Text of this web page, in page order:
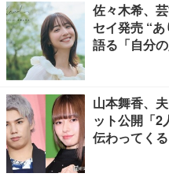
佐々木希、
セイ発売 “
語る「自分
山本舞香、
ット公開「2
伝わってく